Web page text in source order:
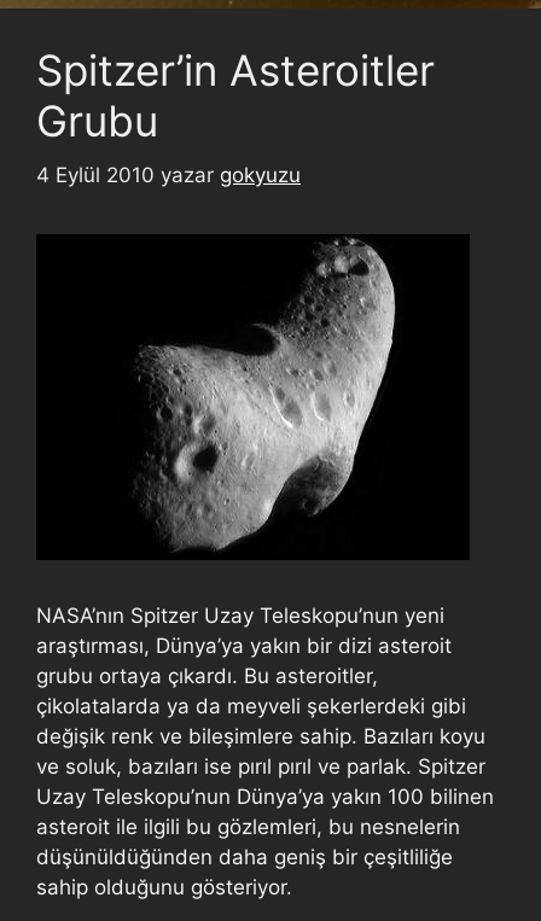
Spitzer’in Asteroitler
Grubu
4 Eylül 2010 yazar gokyuzu
NASA’nın Spitzer Uzay Teleskopu’nun yeni
araştırması, Dünya’ya yakın bir dizi asteroit
grubu ortaya çıkardı. Bu asteroitler,
çikolatalarda ya da meyveli şekerlerdeki gibi
değişik renk ve bileşimlere sahip. Bazıları koyu
ve soluk, bazıları ise pırıl pırıl ve parlak. Spitzer
Uzay Teleskopu’nun Dünya’ya yakın 100 bilinen
asteroit ile ilgili bu gözlemleri, bu nesnelerin
düşünüldüğünden daha geniş bir çeşitliliğe
sahip olduğunu gösteriyor.